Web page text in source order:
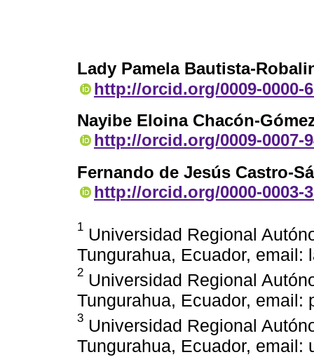
Lady Pamela Bautista-
http://orcid.org/0009-0000-
Nayibe Eloina Chacón-
http://orcid.org/0009-0007-
Fernando de Jesús Castro-
http://orcid.org/0000-0003-
1 Universidad Regional
Tungurahua, Ecuador, email:
2 Universidad Regional
Tungurahua, Ecuador, email:
3 Universidad Regional
Tungurahua, Ecuador, email: